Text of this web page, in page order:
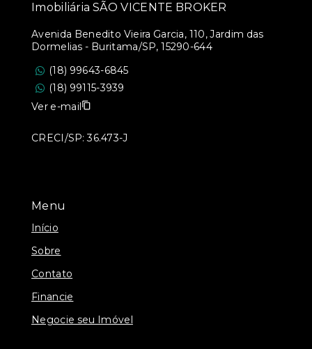
Menu
Início
Sobre
Contato
Financie
Negocie seu Imóvel
Imobiliária SÃO VICENTE BROKER
Avenida Benedito Vieira Garcia, 110, Jardim das
Dormelias - Buritama/SP, 15290-644
(18) 99643-6845
(18) 99115-3939
Ver e-mail
CRECI/SP: 36.473-J